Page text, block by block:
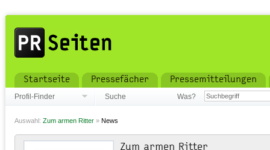
Startseite Pressefächer Pressemitteilungen
Profil-Finder Suche Was?
Auswahl: Zum armen Ritter » News
Zum armen Ritter